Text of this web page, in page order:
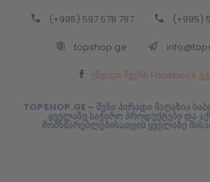
(+995) 597 578 787 (+995)
topshop.ge
ეწვიეთ ჩვენს Facebook
TOPSHOP.GE – შენი პირადი მაღაზია
ყველაზე საჭირო პროდუქტები და
მომხმარებლებისათვის ყველაზე
Back